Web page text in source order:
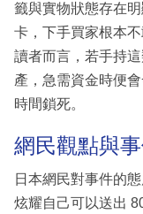
籤與實物狀態存在
卡，下手買家根本
讀者而言，若手持
產，急需資金時便
時間鎖死。
網民觀點與
日本網民對事件的
炫耀自己可以送出